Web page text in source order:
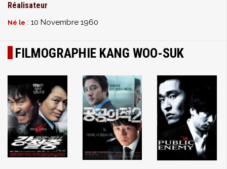
Réalisateur
Né le : 10 Novembre 1960
FILMOGRAPHIE KANG WOO-SUK